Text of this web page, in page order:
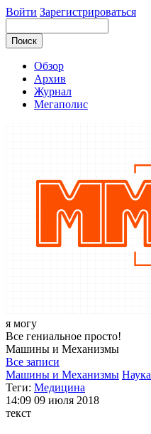
Войти Зарегистрироваться
Обзор
Архив
Журнал
Мегаполис
я могу
Все гениальное просто!
Машины и Механизмы
Все записи
Машины и Механизмы Наука
Теги: Медицина
14:09 09 июля 2018
текст